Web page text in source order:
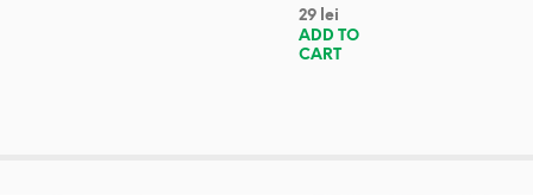
29 lei
ADD TO
CART